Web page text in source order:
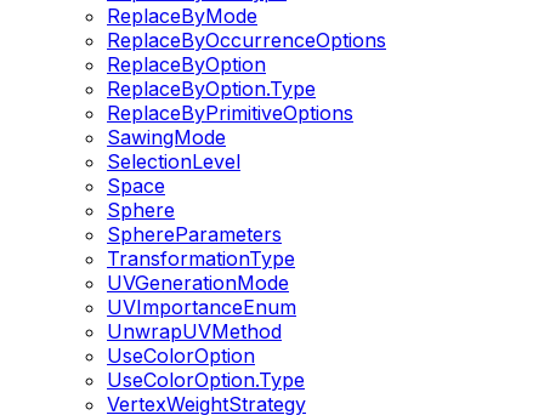
ReplaceByMode
ReplaceByOccurrenceOptions
ReplaceByOption
ReplaceByOption.Type
ReplaceByPrimitiveOptions
SawingMode
SelectionLevel
Space
Sphere
SphereParameters
TransformationType
UVGenerationMode
UVImportanceEnum
UnwrapUVMethod
UseColorOption
UseColorOption.Type
VertexWeightStrategy